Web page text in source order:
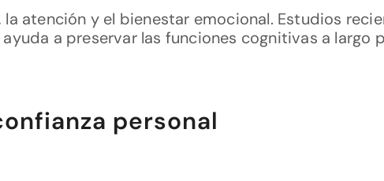
atención y el bienestar emocional. Estudios
a preservar las funciones cognitivas a largo
personal